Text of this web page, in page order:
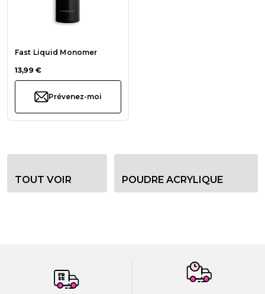
Fast Liquid Monomer
13,99 €
Prévenez-moi
Options de filtre de catégorie
TOUT VOIR POUDRE ACRYLIQUE